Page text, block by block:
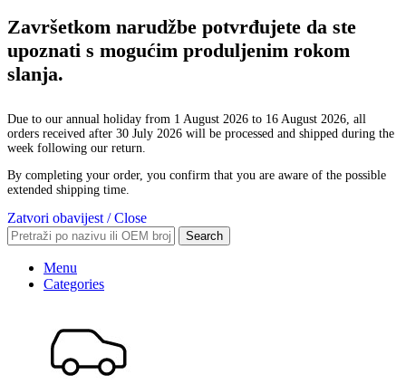
Završetkom narudžbe potvrđujete da ste
upoznati s mogućim produljenim rokom
slanja.
Due to our annual holiday from 1 August 2026 to 16 August 2026, all
orders received after 30 July 2026 will be processed and shipped during the
week following our return.
By completing your order, you confirm that you are aware of the possible
extended shipping time.
Zatvori obavijest / Close
Search
Menu
Categories